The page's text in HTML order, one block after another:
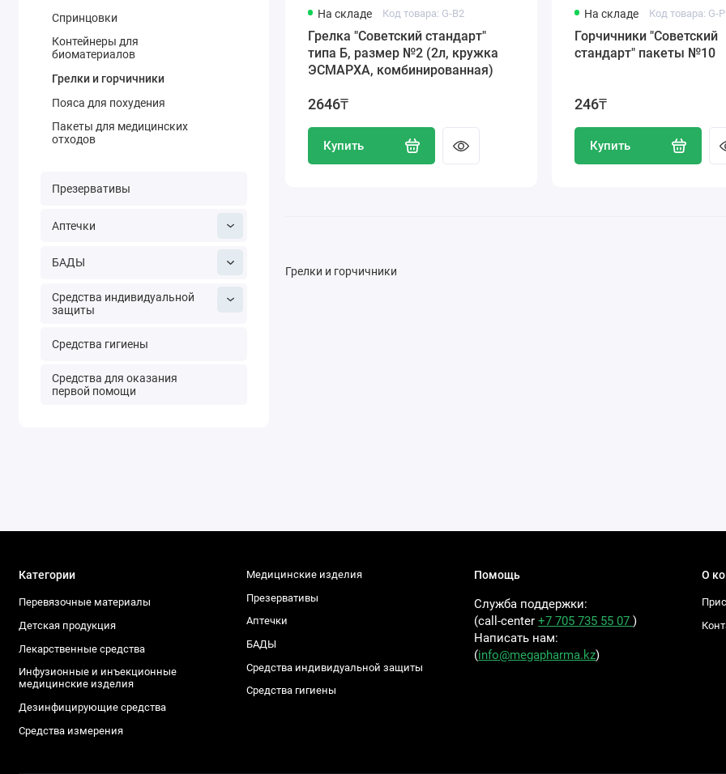
Спринцовки
Контейнеры для
биоматериалов
Грелки и горчичники
Пояса для похудения
Пакеты для медицинских
отходов
Презервативы
Аптечки
БАДЫ
Средства индивидуальной
защиты
Средства гигиены
Средства для оказания
первой помощи
На складе Код товара: G-B2
Грелка "Советский стандарт"
типа Б, размер №2 (2л, кружка
ЭСМАРХА, комбинированная)
2646₸
Купить
На складе Код товара: G-
Горчичники "Советский
стандарт" пакеты №10
246₸
Купить
Грелки и горчичники
Категории
Перевязочные материалы
Детская продукция
Лекарственные средства
Инфузионные и инъекционные
медицинские изделия
Дезинфицирующие средства
Средства измерения
Медицинские изделия
Презервативы
Аптечки
БАДЫ
Средства индивидуальной защиты
Средства гигиены
Помощь
Служба поддержки:
(call-center+7 705 735 55 07)
Написать нам:
(info@megapharma.kz)
О